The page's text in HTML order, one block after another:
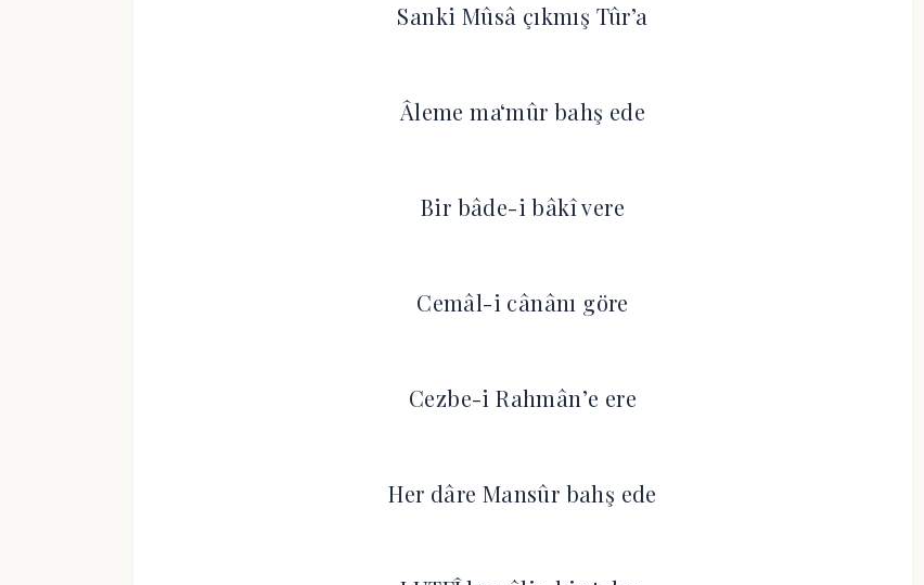
Sanki Mûsâ çıkmış Tûr’a
Âleme maʻmûr bahş ede
Bir bâde-i bâkî vere
Cemâl-i cânânı göre
Cezbe-i Rahmân’e ere
Her dâre Mansûr bahş ede